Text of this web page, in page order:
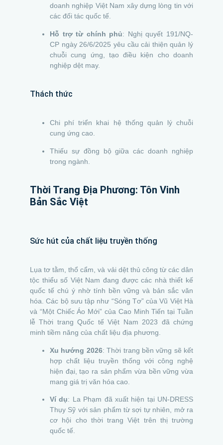
doanh nghiệp Việt Nam xây dựng lòng tin với
các đối tác quốc tế.
Hỗ trợ từ chính phủ: Nghị quyết 191/NQ-
CP ngày 26/6/2025 yêu cầu cải thiện quản lý
chuỗi cung ứng, tạo điều kiện cho doanh
nghiệp dệt may.
Thách thức
Chi phí triển khai hệ thống quản lý chuỗi
cung ứng cao.
Thiếu sự đồng bộ giữa các doanh nghiệp
trong ngành.
Thời Trang Địa Phương: Tôn Vinh
Bản Sắc Việt
Sức hút của chất liệu truyền thống
Lụa tơ tằm, thổ cẩm, và vải dệt thủ công từ các dân
tộc thiểu số Việt Nam đang được các nhà thiết kế
quốc tế chú ý nhờ tính bền vững và bản sắc văn
hóa. Các bộ sưu tập như “Sóng Tơ” của Vũ Việt Hà
và “Một Chiếc Áo Mới” của Cao Minh Tiến tại Tuần
lễ Thời trang Quốc tế Việt Nam 2023 đã chứng
minh tiềm năng của chất liệu địa phương.
Xu hướng 2026: Thời trang bền vững sẽ kết
hợp chất liệu truyền thống với công nghệ
hiện đại, tạo ra sản phẩm vừa bền vững vừa
mang giá trị văn hóa cao.
Ví dụ: La Phạm đã xuất hiện tại UN-DRESS
Thụy Sỹ với sản phẩm từ sợi tự nhiên, mở ra
cơ hội cho thời trang Việt trên thị trường
quốc tế.